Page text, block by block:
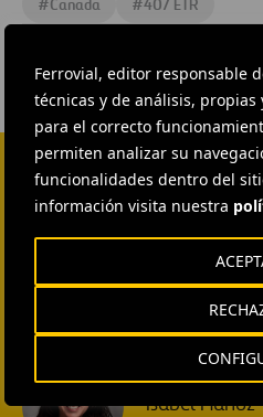
Ferrovial, editor responsable
técnicas y de análisis, propias
para el correcto
permiten analizar su
funcionalidades dentro del
información visita nuestra
#Canada #407 ETR
CONTACTA CON
HEAD OF
COMMUNICATION
INSTITUTIONAL
Ana García
ENVIAR
EXTERNAL
AND MEDIA
Isabel Muñoz